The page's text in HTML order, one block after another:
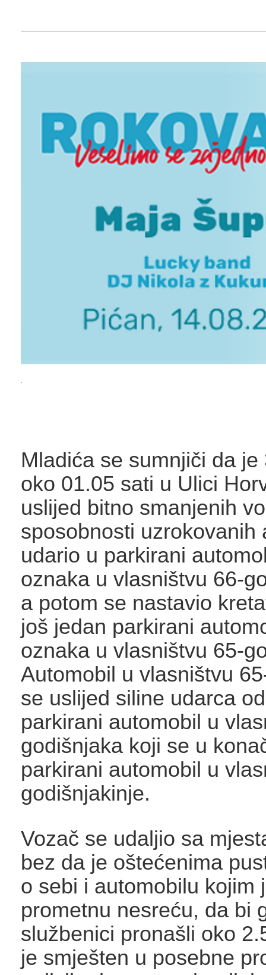
Mladića se sumnjiči da je
oko 01.05 sati u Ulici
uslijed bitno smanjenih
sposobnosti uzrokovanih
udario u parkirani
oznaka u vlasništvu 66-
a potom se nastavio
još jedan parkirani
oznaka u vlasništvu 65-
Automobil u vlasništvu
se uslijed siline udarca
parkirani automobil u
godišnjaka koji se u
parkirani automobil u
godišnjakinje.
Vozač se udaljio sa
bez da je oštećenima
o sebi i automobilu kojim
prometnu nesreću, da bi
službenici pronašli oko
je smješten u posebne